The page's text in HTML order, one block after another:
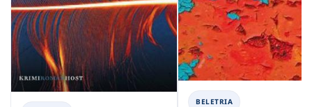
BELETRIA